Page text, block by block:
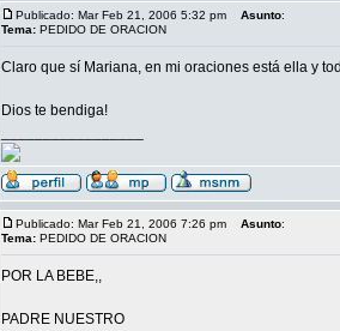
Publicado: Mar Feb 21, 2006 5:32 pm Asunto:
Tema: PEDIDO DE ORACION
Claro que sí Mariana, en mi oraciones está ella y
Dios te bendiga!
Publicado: Mar Feb 21, 2006 7:26 pm Asunto:
Tema: PEDIDO DE ORACION
POR LA BEBE,,
PADRE NUESTRO